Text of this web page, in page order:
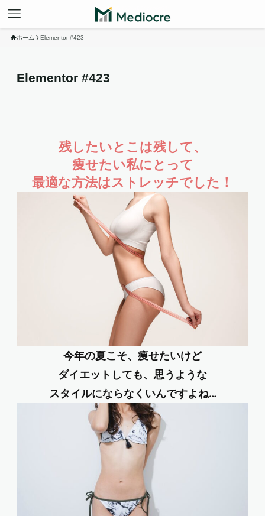
ホーム Elementor #423
Elementor #423
残したいとこは残して、
痩せたい私にとって
最適な方法はストレッチでした！
今年の夏こそ、痩せたいけど
ダイエットしても、思うような
スタイルにならなくいんですよね…